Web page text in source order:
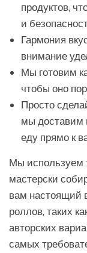
продуктов,
и
Гармония
внимание
Мы готовим
чтобы оно
Просто
мы доставим
еду прямо к
Мы используем
мастерски
вам настоящий
роллов, таких
авторских
самых